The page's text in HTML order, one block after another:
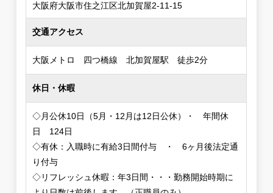
大阪府大阪市住之江区北加賀屋2-11-15
交通アクセス
大阪メトロ 四つ橋線 北加賀屋駅 徒歩2分
休日・休暇
◇月公休10日（5月・12月は12日公休）・ 年間休
日 124日
◇有休：入職時に有給3日間付与 ・ 6ヶ月後法定通
り付与
◇リフレッシュ休暇：年3日間・・・勤務開始時期に